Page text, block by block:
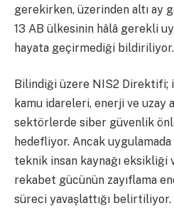
gerekirken, üzerinden altı ay
13 AB ülkesinin hâlâ gerekli
hayata geçirmediği bildiriliyor.
Bilindiği üzere NIS2
kamu idareleri, enerji ve uzay
sektörlerde siber güvenlik
hedefliyor. Ancak
teknik insan kaynağı eksikliği
rekabet gücünün zayıflama
süreci yavaşlattığı belirtiliyor.